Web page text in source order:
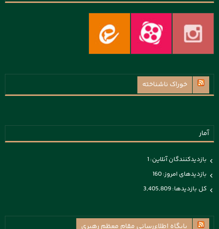
خوراک ناشناخته
آمار
بازدیدکنندگان آنلاین:1
بازدیدهای امروز:160
کل بازدیدها:3,405,809
پايگاه اطلاع‌رسانی مقام معظم رهبری